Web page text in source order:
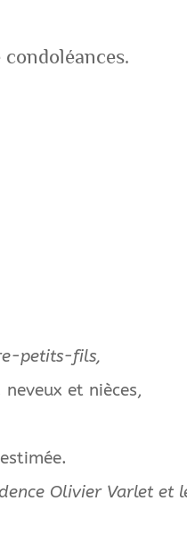
petits-fils,
et nièces,
Olivier Varlet et